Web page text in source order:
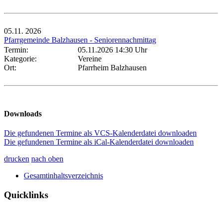
05.11. 2026
Pfarrgemeinde Balzhausen - Seniorennachmittag
Termin:
05.11.2026 14:30 Uhr
Kategorie:
Vereine
Ort:
Pfarrheim Balzhausen
Downloads
Die gefundenen Termine als VCS-Kalenderdatei downloaden
Die gefundenen Termine als iCal-Kalenderdatei downloaden
drucken nach oben
Gesamtinhaltsverzeichnis
Quicklinks